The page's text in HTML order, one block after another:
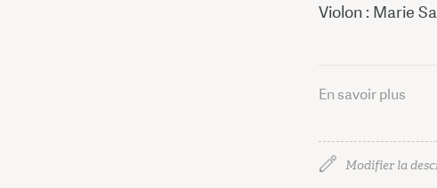
Violon : Marie
En savoir plus
Modifier la